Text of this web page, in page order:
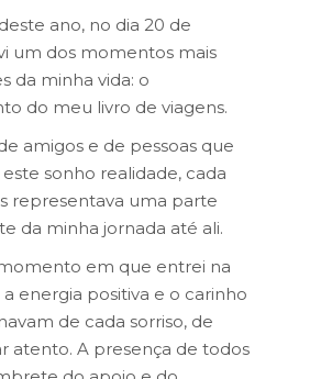
ano, no dia 20 de
um dos momentos mais
da minha vida: o
do meu livro de viagens.
amigos e de pessoas que
sonho realidade, cada
representava uma parte
da minha jornada até ali.
em que entrei na
a energia positiva e o carinho
de cada sorriso, de
atento. A presença de todos